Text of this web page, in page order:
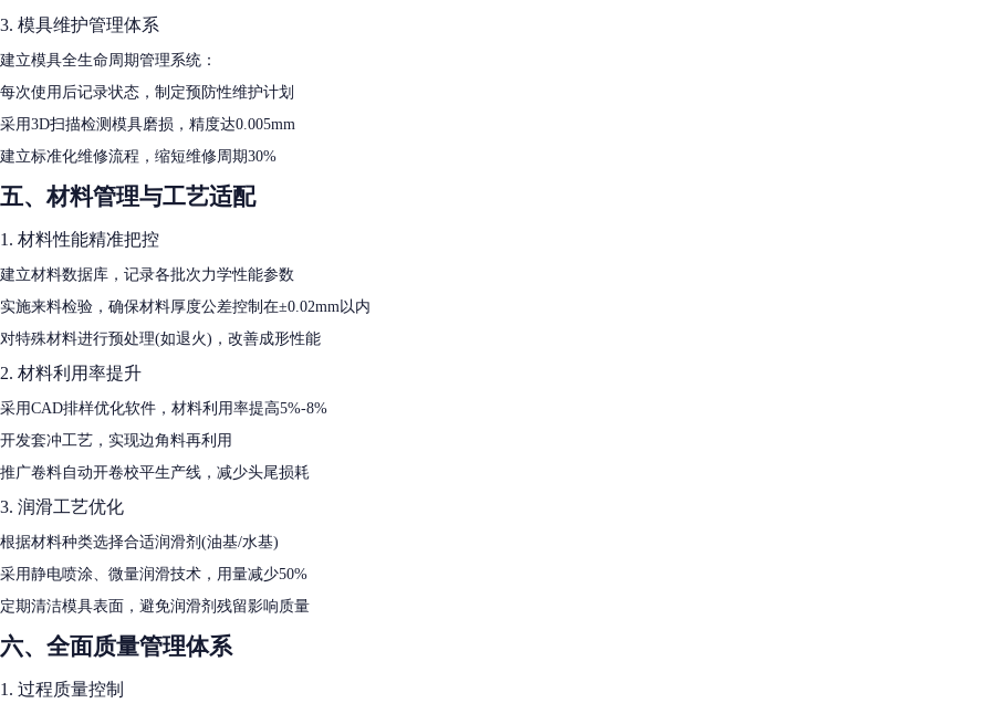
3. 模具维护管理体系
建立模具全生命周期管理系统：
每次使用后记录状态，制定预防性维护计划
采用3D扫描检测模具磨损，精度达0.005mm
建立标准化维修流程，缩短维修周期30%
五、材料管理与工艺适配
1. 材料性能精准把控
建立材料数据库，记录各批次力学性能参数
实施来料检验，确保材料厚度公差控制在±0.02mm以内
对特殊材料进行预处理(如退火)，改善成形性能
2. 材料利用率提升
采用CAD排样优化软件，材料利用率提高5%-8%
开发套冲工艺，实现边角料再利用
推广卷料自动开卷校平生产线，减少头尾损耗
3. 润滑工艺优化
根据材料种类选择合适润滑剂(油基/水基)
采用静电喷涂、微量润滑技术，用量减少50%
定期清洁模具表面，避免润滑剂残留影响质量
六、全面质量管理体系
1. 过程质量控制